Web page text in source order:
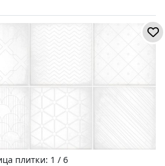
плитки: 1 / 6